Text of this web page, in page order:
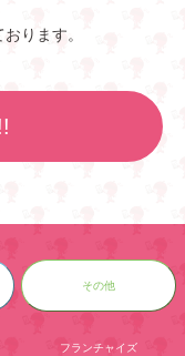
ります。
その他
フランチャイズ